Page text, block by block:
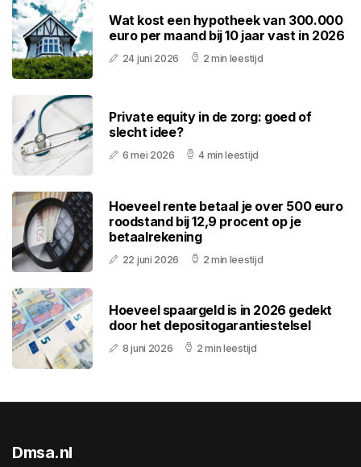
Wat kost een hypotheek van 300.000
euro per maand bij 10 jaar vast in 2026
24 juni 2026 2 min leestijd
Private equity in de zorg: goed of
slecht idee?
6 mei 2026 4 min leestijd
Hoeveel rente betaal je over 500 euro
roodstand bij 12,9 procent op je
betaalrekening
22 juni 2026 2 min leestijd
Hoeveel spaargeld is in 2026 gedekt
door het depositogarantiestelsel
8 juni 2026 2 min leestijd
Dmsa.nl